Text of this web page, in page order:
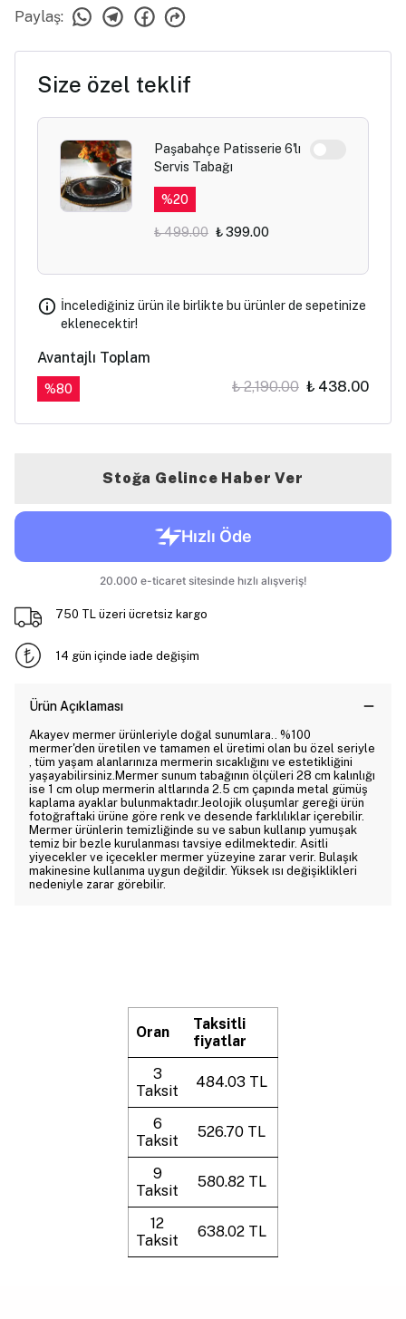
Paylaş:
Size özel teklif
Paşabahçe Patisserie 6'lı
Servis Tabağı
%20
₺ 499.00 ₺ 399.00
İncelediğiniz ürün ile birlikte bu ürünler de sepetinize
eklenecektir!
Avantajlı Toplam
%80 ₺ 2,190.00 ₺ 438.00
Stoğa Gelince Haber Ver
750 TL üzeri ücretsiz kargo
14 gün içinde iade değişim
Ürün Açıklaması
Akayev mermer ürünleriyle doğal sunumlara.. %100
mermer'den üretilen ve tamamen el üretimi olan bu özel seriyle
, tüm yaşam alanlarınıza mermerin sıcaklığını ve estetikliğini
yaşayabilirsiniz.Mermer sunum tabağının ölçüleri 28 cm kalınlığı
ise 1 cm olup mermerin altlarında 2.5 cm çapında metal gümüş
kaplama ayaklar bulunmaktadır.Jeolojik oluşumlar gereği ürün
fotoğraftaki ürüne göre renk ve desende farklılıklar içerebilir.
Mermer ürünlerin temizliğinde su ve sabun kullanıp yumuşak
temiz bir bezle kurulanması tavsiye edilmektedir. Asitli
yiyecekler ve içecekler mermer yüzeyine zarar verir. Bulaşık
makinesine kullanıma uygun değildir. Yüksek ısı değişiklikleri
nedeniyle zarar görebilir.
Oran
Taksitli
fiyatlar
3
Taksit
484.03 TL
6
Taksit
526.70 TL
9
Taksit
580.82 TL
12
Taksit
638.02 TL